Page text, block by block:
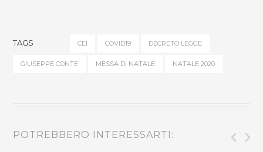
TAGS CEI COVID19 DECRETO LEGGE
GIUSEPPE CONTE MESSA DI NATALE NATALE 2020
POTREBBERO INTERESSARTI: